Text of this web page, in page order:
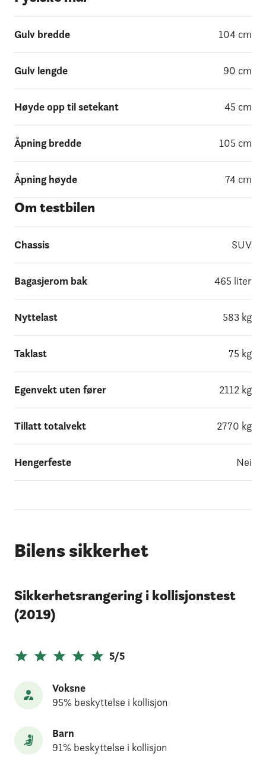
Gulv bredde 104 cm
Gulv lengde 90 cm
Høyde opp til setekant 45 cm
Åpning bredde 105 cm
Åpning høyde 74 cm
Om testbilen
Chassis SUV
Bagasjerom bak 465 liter
Nyttelast 583 kg
Taklast 75 kg
Egenvekt uten fører 2112 kg
Tillatt totalvekt 2770 kg
Hengerfeste Nei
Bilens sikkerhet
Sikkerhetsrangering i kollisjonstest
(2019)
5/5
Voksne
95% beskyttelse i kollisjon
Barn
91% beskyttelse i kollisjon